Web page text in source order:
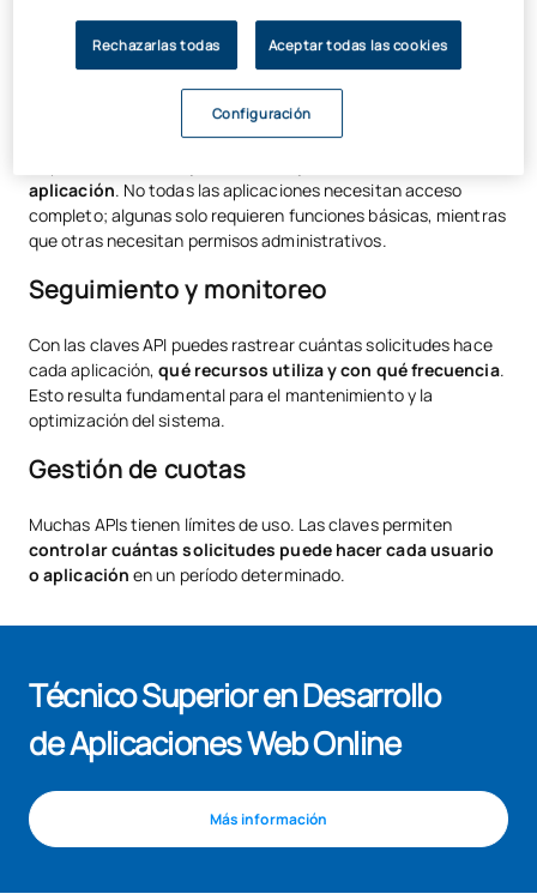
acceder a los recursos necesarios. Es como tener una llave
Control de acceso
aplicación. No todas las aplicaciones necesitan acceso
completo; algunas solo requieren funciones básicas, mientras
que otras necesitan permisos administrativos.
Seguimiento y monitoreo
Con las claves API puedes rastrear cuántas solicitudes hace
cada aplicación,qué recursos utiliza y con qué frecuencia.
Esto resulta fundamental para el mantenimiento y la
optimización del sistema.
Gestión de cuotas
Muchas APIs tienen límites de uso. Las claves permiten
controlar cuántas solicitudes puede hacer cada usuario
o aplicaciónen un período determinado.
Técnico Superior en Desarrollo
de Aplicaciones Web Online
Más información
Rechazarlas todas Aceptar todas las cookies
Configuración